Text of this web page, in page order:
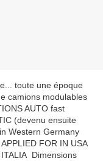
toute une époque
camions modulables
AUTO fast
(devenu ensuite
Western Germany
FOR IN USA
ITALIA Dimensions